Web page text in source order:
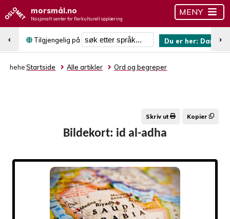
morsmål.no
Nasjonalt senter for flerkulturell opplæring
MENY
Tilgjengelig på
Søk etter språk
Du er her: Dari
‹ ›
hehe Startside Alle artikler Ord og begreper
Skriv ut Kopier
Bildekort: id al-adha